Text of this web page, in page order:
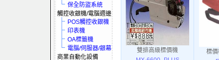
保全防盜系統
觸控收銀機/電腦週邊
POS觸控收銀機
印表機
OA標籤機
電腦/伺服器/銀幕
商業自動化設備
雙排高級標價機
標